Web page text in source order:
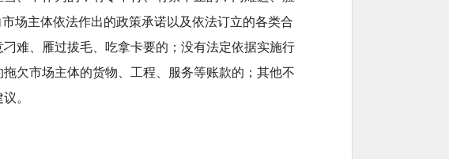
场主体依法作出的政策承诺以及依法订立的各类合
难、雁过拔毛、吃拿卡要的；没有法定依据实施行
欠市场主体的货物、工程、服务等账款的；其他不
。